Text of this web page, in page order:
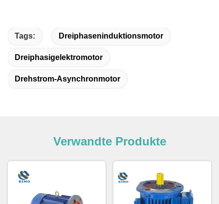
Tags: Dreiphaseninduktionsmotor
Dreiphasigelektromotor
Drehstrom-Asynchronmotor
Verwandte Produkte